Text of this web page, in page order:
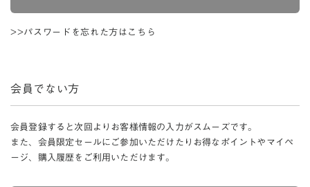
>>パスワードを忘れた方はこちら
会員でない方
会員登録すると次回よりお客様情報の入力がスムーズです。
また、会員限定セールにご参加いただけたりお得なポイントやマイペ
ージ、購入履歴をご利用いただけます。